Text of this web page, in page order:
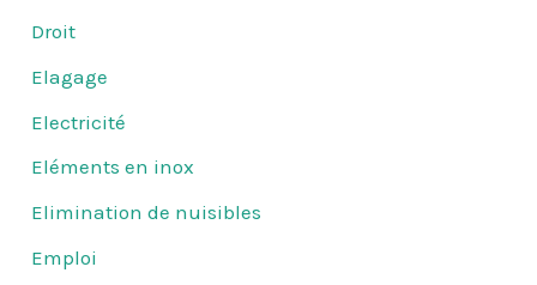
Droit
Elagage
Electricité
Eléments en inox
Elimination de nuisibles
Emploi